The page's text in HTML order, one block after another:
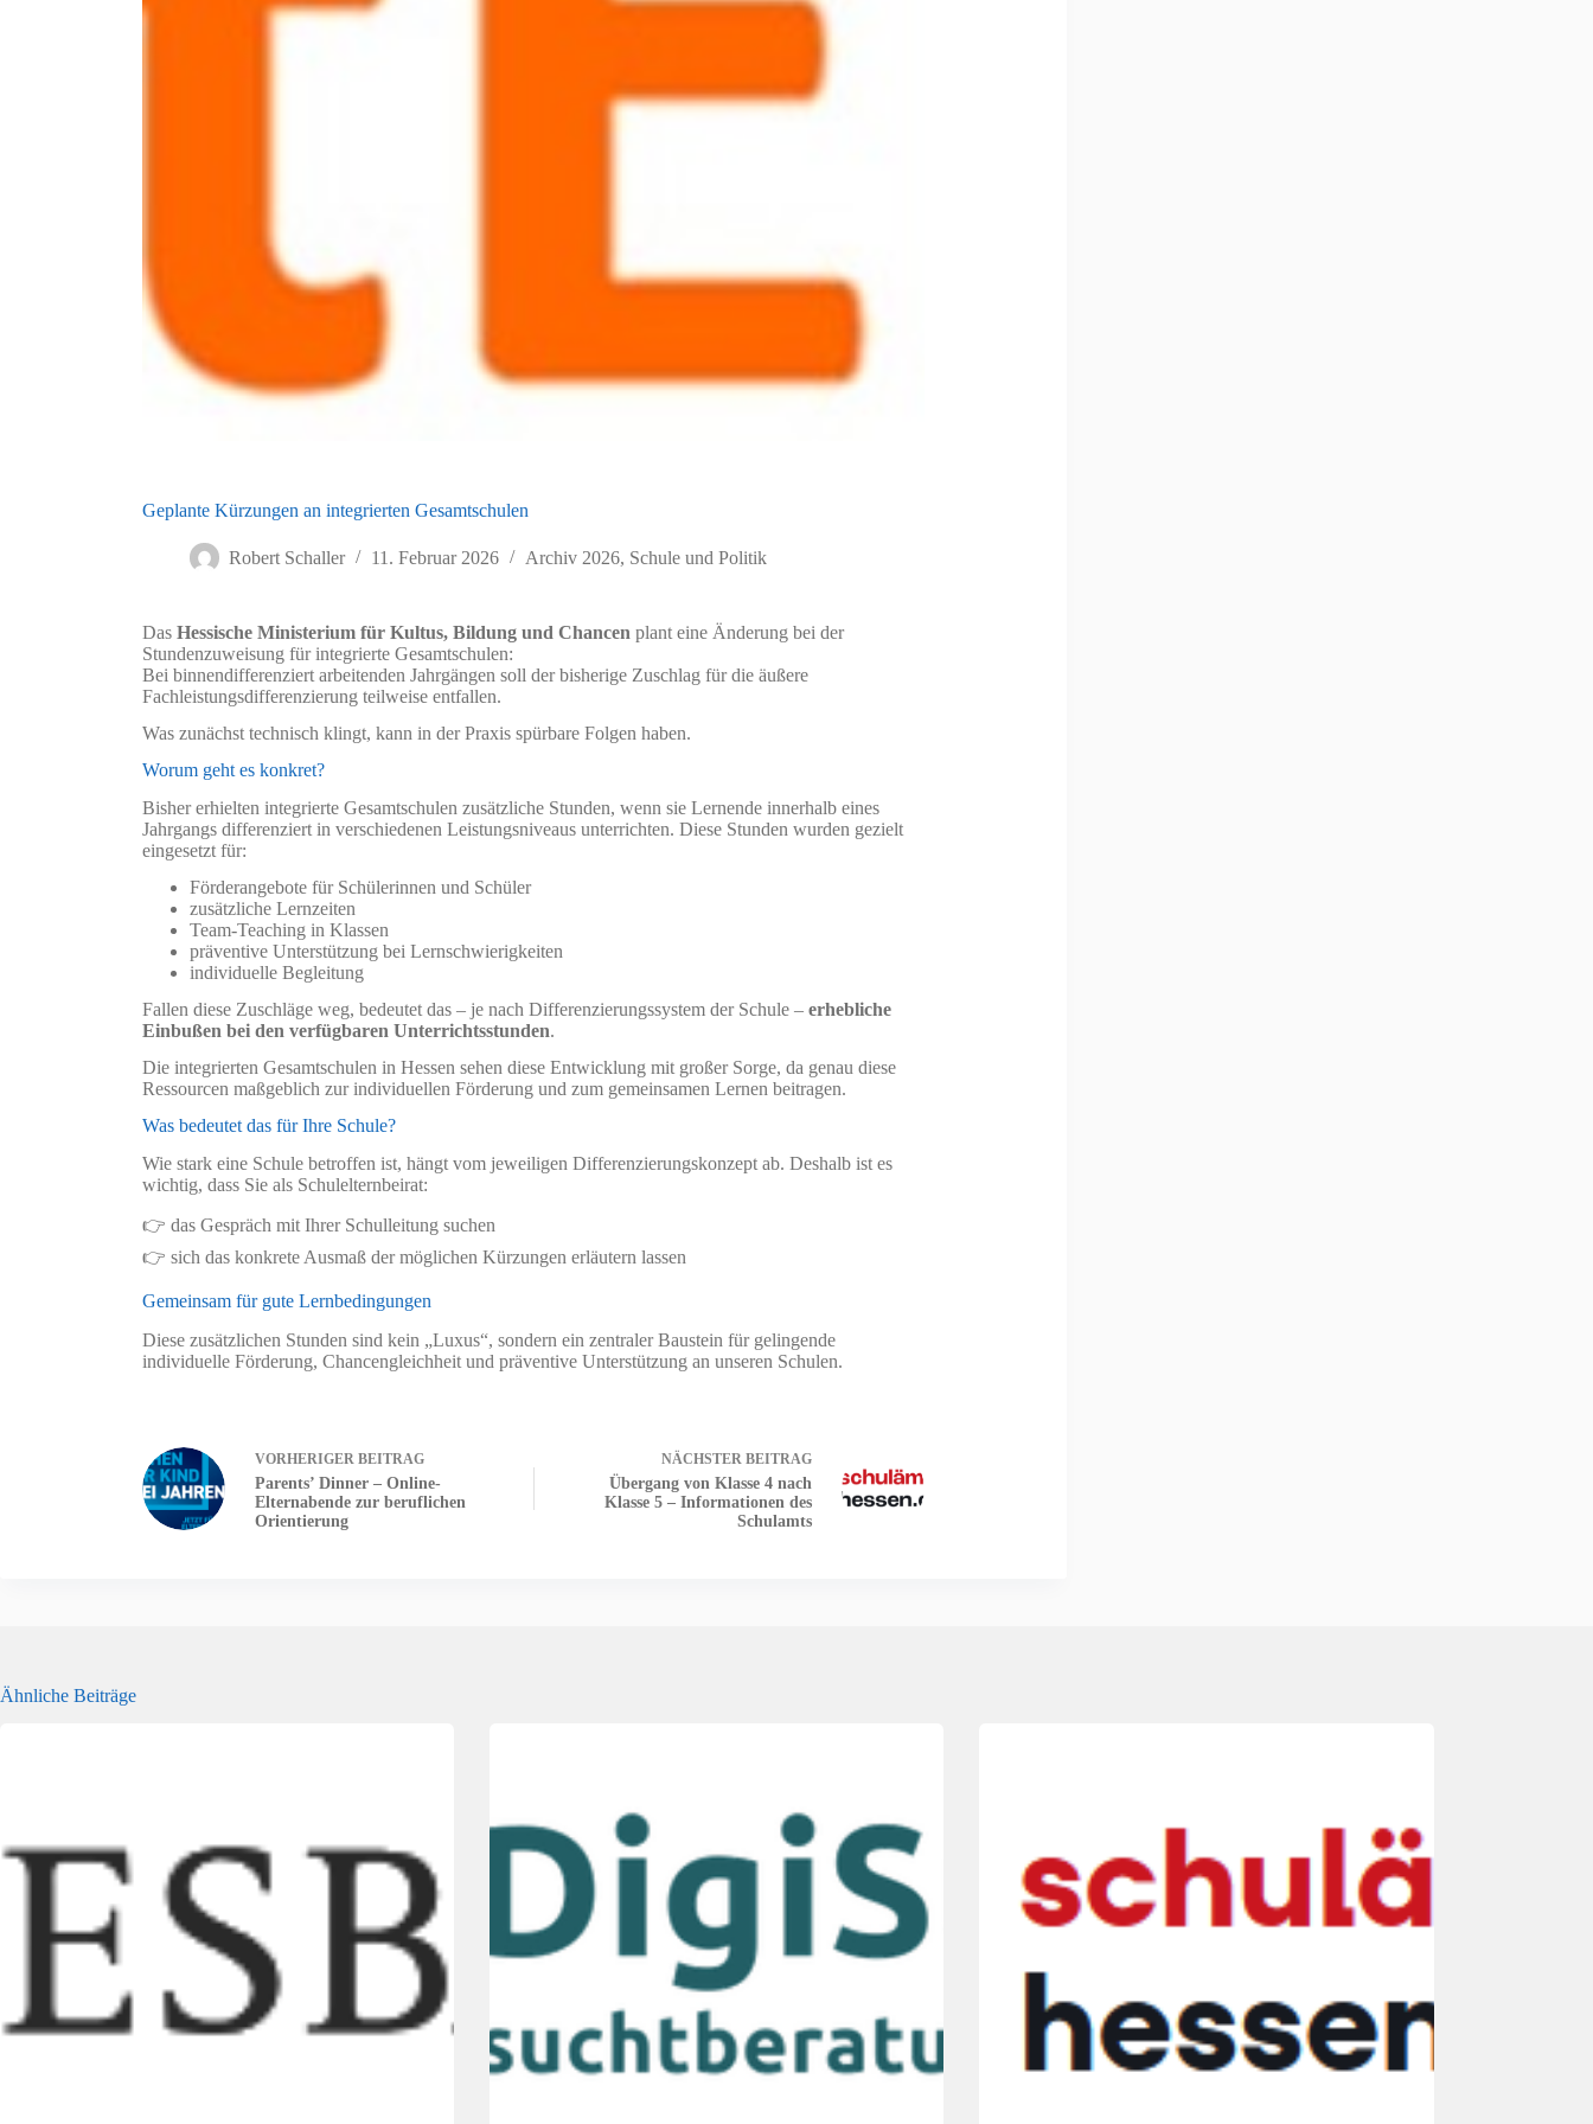
Geplante Kürzungen an integrierten Gesamtschulen
Robert Schaller 11. Februar 2026 Archiv 2026, Schule und Politik
Das Hessische Ministerium für Kultus, Bildung und Chancen plant eine Änderung bei der
Stundenzuweisung für integrierte Gesamtschulen:
Bei binnendifferenziert arbeitenden Jahrgängen soll der bisherige Zuschlag für die äußere
Fachleistungsdifferenzierung teilweise entfallen.
Was zunächst technisch klingt, kann in der Praxis spürbare Folgen haben.
Worum geht es konkret?
Bisher erhielten integrierte Gesamtschulen zusätzliche Stunden, wenn sie Lernende innerhalb eines
Jahrgangs differenziert in verschiedenen Leistungsniveaus unterrichten. Diese Stunden wurden gezielt
eingesetzt für:
Förderangebote für Schülerinnen und Schüler
zusätzliche Lernzeiten
Team-Teaching in Klassen
präventive Unterstützung bei Lernschwierigkeiten
individuelle Begleitung
Fallen diese Zuschläge weg, bedeutet das – je nach Differenzierungssystem der Schule – erhebliche
Einbußen bei den verfügbaren Unterrichtsstunden.
Die integrierten Gesamtschulen in Hessen sehen diese Entwicklung mit großer Sorge, da genau diese
Ressourcen maßgeblich zur individuellen Förderung und zum gemeinsamen Lernen beitragen.
Was bedeutet das für Ihre Schule?
Wie stark eine Schule betroffen ist, hängt vom jeweiligen Differenzierungskonzept ab. Deshalb ist es
wichtig, dass Sie als Schulelternbeirat:
👉 das Gespräch mit Ihrer Schulleitung suchen
👉 sich das konkrete Ausmaß der möglichen Kürzungen erläutern lassen
Gemeinsam für gute Lernbedingungen
Diese zusätzlichen Stunden sind kein „Luxus“, sondern ein zentraler Baustein für gelingende
individuelle Förderung, Chancengleichheit und präventive Unterstützung an unseren Schulen.
VORHERIGER BEITRAG
Parents’ Dinner – Online-
Elternabende zur beruflichen
Orientierung
NÄCHSTER BEITRAG
Übergang von Klasse 4 nach
Klasse 5 – Informationen des
Schulamts
Ähnliche Beiträge